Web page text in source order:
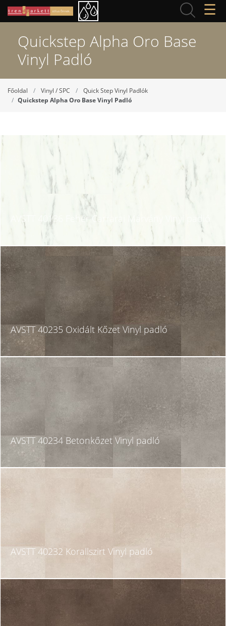
☰
Quickstep Alpha Oro Base
Vinyl Padló
Főoldal Vinyl / SPC
Quick Step Vinyl Padlók
Quickstep Alpha Oro Base Vinyl Padló
AVSTT 40136 Fehér Carrarai Márvány Vinyl padló
AVSTT 40235 Oxidált Kőzet Vinyl padló
AVSTT 40234 Betonkőzet Vinyl padló
AVSTT 40232 Korallszirt Vinyl padló